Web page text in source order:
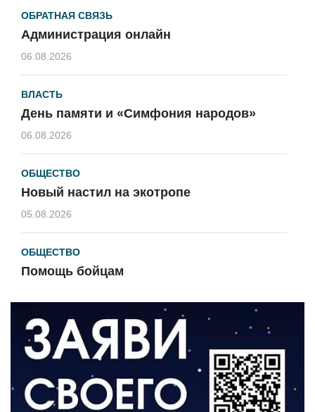
ОБРАТНАЯ СВЯЗЬ
Администрация онлайн
06.08.2026
ВЛАСТЬ
День памяти и «Симфония народов»
06.08.2026
ОБЩЕСТВО
Новый настил на экотропе
05.08.2026
ОБЩЕСТВО
Помощь бойцам
ВЛАСТЬ
«Второй старт» для ветеранов СВО
РАЗЪЯСНЯЕМ